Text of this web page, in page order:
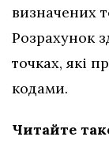
визначених
Розрахунок
точках, які
кодами.
Читайте